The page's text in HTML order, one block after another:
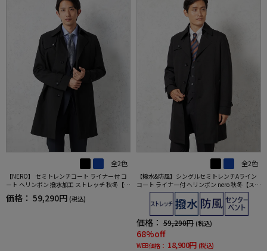
全2色
【NERO】 セミトレンチコート ライナー付 コ
ート ヘリンボン 撥水加工 ストレッチ 秋冬【ス
リムデザイン】
価格： 59,290円 (税込)
全2色
【撥水&防風】シングルセミトレンチAライン
コート ライナー付 ヘリンボン nero 秋冬【スリ
ムデザイン】
価格： 59,290円 (税込)
68%off
WEB価格： 18,900円 (税込)